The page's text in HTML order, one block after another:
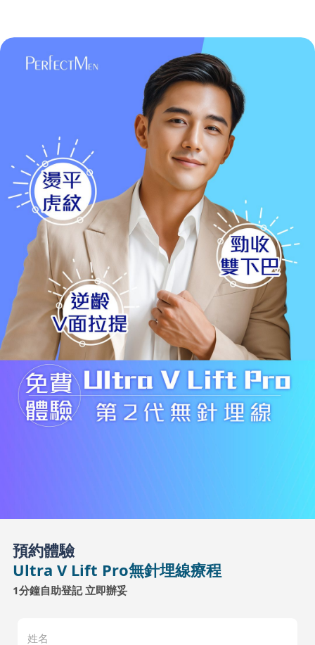
預約體驗
Ultra V Lift Pro無針埋線療程
1分鐘自助登記 立即辦妥